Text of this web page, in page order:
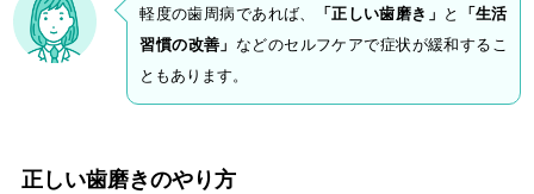
軽度の歯周病であれば、 「正しい歯磨き」 と
「生活
習慣の改善」 などのセルフケアで症状が緩和するこ
ともあります。
正しい歯磨きのやり方